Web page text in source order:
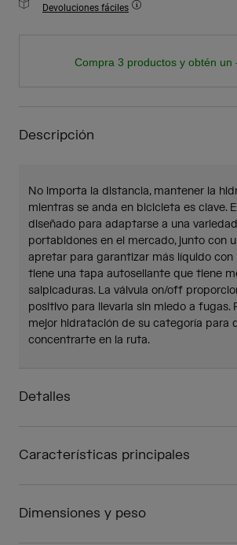
Devoluciones fáciles
Compra 3 productos y obtén un
Descripción
No importa la distancia, mantener la
mientras se anda en bicicleta es clave.
diseñado para adaptarse a una
portabidones en el mercado, junto con
apretar para garantizar más líquido con
tiene una tapa autosellante que tiene
salpicaduras. La válvula on/off
positivo para llevarla sin miedo a fugas.
mejor hidratación de su categoría para
concentrarte en la ruta.
Detalles
Características principales
Dimensiones y peso